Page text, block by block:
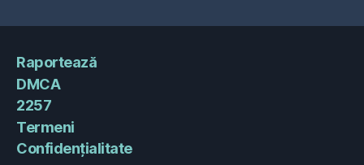
Raportează
DMCA
2257
Termeni
Confidențialitate